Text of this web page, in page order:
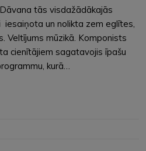
tās visdažādākajās
un nolikta zem eglītes,
Veltījums mūzikā. Komponists
cienītājiem sagatavojis īpašu
kurā…